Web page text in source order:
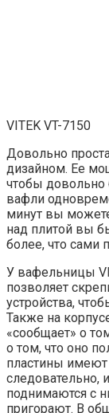
VITEK VT-7150
Довольно
дизайном. Ее
чтобы довольно
вафли
минут вы
над плитой вы
более, что сами
У вафельницы
позволяет
устройства,
Также на
«сообщает» о
о том, что оно
пластины имеют
следовательно,
поднимаются с
пригорают. В